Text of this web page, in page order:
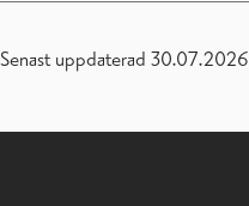
Senast uppdaterad 30.07.2026